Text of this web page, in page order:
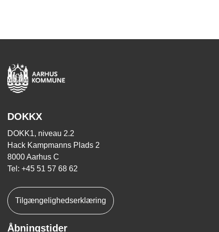
DOKKX
DOKK1, niveau 2.2
Hack Kampmanns Plads 2
8000 Aarhus C
Tel: +45 51 57 68 62
Tilgængelighedserklæring
Åbningstider